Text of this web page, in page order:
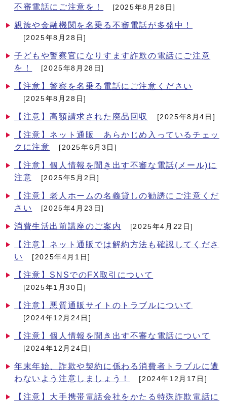
不審電話にご注意を！
[2025年8月28日]
親族や金融機関を名乗る不審電話が多発中！
[2025年8月28日]
子どもや警察官になりすます詐欺の電話にご注意
を！
[2025年8月28日]
【注意】警察を名乗る電話にご注意ください
[2025年8月28日]
【注意】高額請求された廃品回収 [2025年8月4日]
【注意】ネット通販 あらかじめ入っているチェッ
クに注意
[2025年6月3日]
【注意】個人情報を聞き出す不審な電話(メール)に
注意
[2025年5月2日]
【注意】老人ホームの名義貸しの勧誘にご注意くだ
さい
[2025年4月23日]
消費生活出前講座のご案内 [2025年4月22日]
【注意】ネット通販では解約方法も確認してくださ
い
[2025年4月1日]
【注意】SNSでのFX取引について
[2025年1月30日]
【注意】悪質通販サイトのトラブルについて
[2024年12月24日]
【注意】個人情報を聞き出す不審な電話について
[2024年12月24日]
年末年始、詐欺や契約に係わる消費者トラブルに遭
わないよう注意しましょう！
[2024年12月17日]
【注意】大手携帯電話会社をかたる特殊詐欺電話に